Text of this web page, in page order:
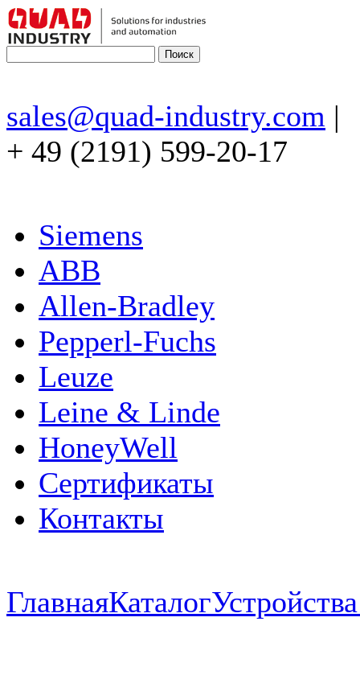
sales@quad-industry.com |
+ 49 (2191) 599-20-17
Siemens
ABB
Allen-Bradley
Pepperl-Fuchs
Leuze
Leine & Linde
HoneyWell
Сертификаты
Контакты
ГлавнаяКаталог